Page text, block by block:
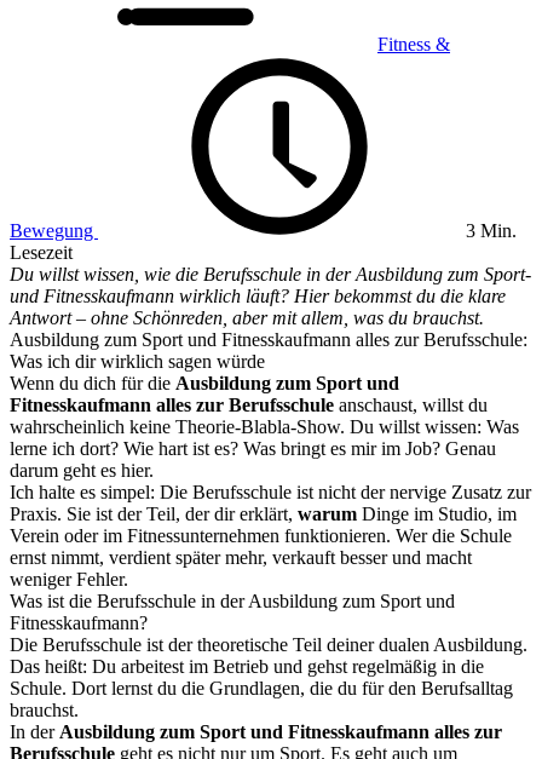
Fitness &
Bewegung
3 Min.
Lesezeit
Du willst wissen, wie die Berufsschule in der Ausbildung zum Sport-
und Fitnesskaufmann wirklich läuft? Hier bekommst du die klare
Antwort – ohne Schönreden, aber mit allem, was du brauchst.
Ausbildung zum Sport und Fitnesskaufmann alles zur Berufsschule:
Was ich dir wirklich sagen würde
Wenn du dich für die Ausbildung zum Sport und
Fitnesskaufmann alles zur Berufsschule anschaust, willst du
wahrscheinlich keine Theorie-Blabla-Show. Du willst wissen: Was
lerne ich dort? Wie hart ist es? Was bringt es mir im Job? Genau
darum geht es hier.
Ich halte es simpel: Die Berufsschule ist nicht der nervige Zusatz zur
Praxis. Sie ist der Teil, der dir erklärt, warum Dinge im Studio, im
Verein oder im Fitnessunternehmen funktionieren. Wer die Schule
ernst nimmt, verdient später mehr, verkauft besser und macht
weniger Fehler.
Was ist die Berufsschule in der Ausbildung zum Sport und
Fitnesskaufmann?
Die Berufsschule ist der theoretische Teil deiner dualen Ausbildung.
Das heißt: Du arbeitest im Betrieb und gehst regelmäßig in die
Schule. Dort lernst du die Grundlagen, die du für den Berufsalltag
brauchst.
In der Ausbildung zum Sport und Fitnesskaufmann alles zur
Berufsschule geht es nicht nur um Sport. Es geht auch um